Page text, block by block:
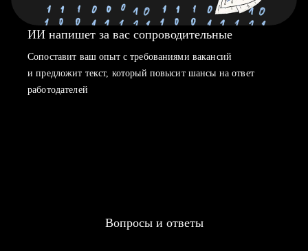
ИИ напишет за вас сопроводительные
Сопоставит ваш опыт с требованиями вакансий
и предложит текст, который повысит шансы на ответ
работодателей
Вопросы и ответы